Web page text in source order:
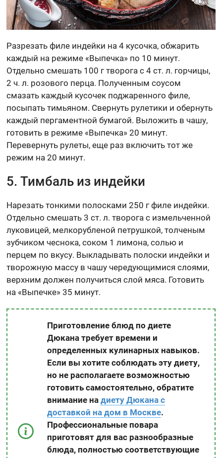
Разрезать филе индейки на 4 кусочка, обжарить
каждый на режиме «Выпечка» по 10 минут.
Отдельно смешать 100 г творога с 4 ст. л. горчицы,
2 ч. л. розового перца. Полученным соусом
смазать каждый кусочек поджаренного филе,
посыпать тимьяном. Свернуть рулетики и обернуть
каждый пергаментной бумагой. Выложить в чашу,
готовить в режиме «Выпечка» 20 минут.
Перевернуть рулеты, еще раз включить тот же
режим на 20 минут.
5. Тимбаль из индейки
Нарезать тонкими полосками 250 г филе индейки.
Отдельно смешать 3 ст. л. творога с измельченной
луковицей, мелкорубленой петрушкой, толченым
зубчиком чеснока, соком 1 лимона, солью и
перцем по вкусу. Выкладывать полоски индейки и
творожную массу в чашу чередующимися слоями,
верхним должен получиться слой мяса. Готовить
на «Выпечке» 35 минут.
Приготовление блюд по диете
Дюкана требует времени и
определенных кулинарных навыков.
Если вы хотите соблюдать эту диету,
но не располагаете возможностью
готовить самостоятельно, обратите
внимание надиету Дюкана с
доставкой на дом в Москве.
Профессиональные повара
приготовят для вас разнообразные
блюда, полностью соответствующие